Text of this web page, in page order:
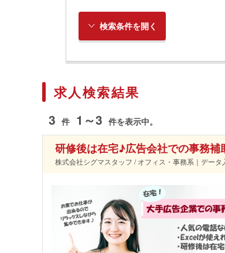
検索条件を開く
求人検索結果
3 件 1～3 件を表示中。
研修後は在宅♪広告会社での事務補
株式会社シグマスタッフ / オフィス・事務系｜データ